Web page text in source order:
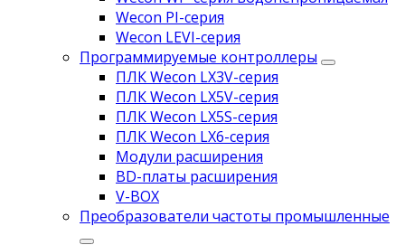
Wecon PI-серия
Wecon LEVI-серия
Программируемые контроллеры
ПЛК Wecon LX3V-серия
ПЛК Wecon LX5V-серия
ПЛК Wecon LX5S-серия
ПЛК Wecon LX6-серия
Модули расширения
BD-платы расширения
V-BOX
Преобразователи частоты промышленные